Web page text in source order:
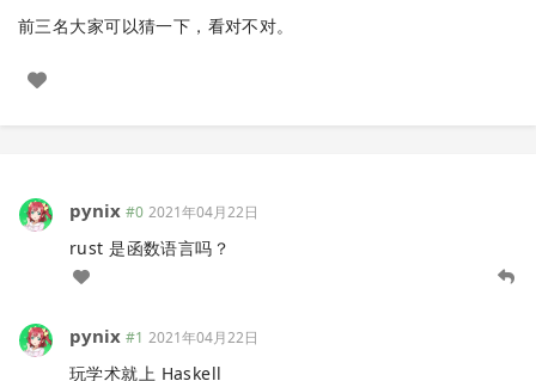
前三名大家可以猜一下，看对不对。
pynix #0 2021年04月22日
rust 是函数语言吗？
pynix #1 2021年04月22日
玩学术就上 Haskell